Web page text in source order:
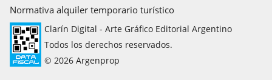
Normativa alquiler temporario turístico
Clarín Digital - Arte Gráfico Editorial Argentino
Todos los derechos reservados.
© 2026 Argenprop